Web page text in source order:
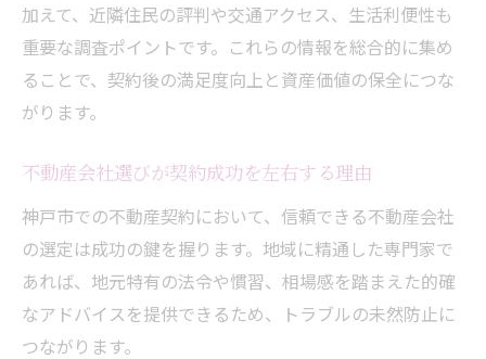
加えて、近隣住民の評判や交通アクセス、生活利便性も
重要な調査ポイントです。これらの情報を総合的に集め
ることで、契約後の満足度向上と資産価値の保全につな
がります。
不動産会社選びが契約成功を左右する理由
神戸市での不動産契約において、信頼できる不動産会社
の選定は成功の鍵を握ります。地域に精通した専門家で
あれば、地元特有の法令や慣習、相場感を踏まえた的確
なアドバイスを提供できるため、トラブルの未然防止に
つながります。